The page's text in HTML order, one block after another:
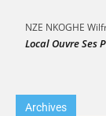
NZE NKOGHE
Local Ouvre Ses
Archives